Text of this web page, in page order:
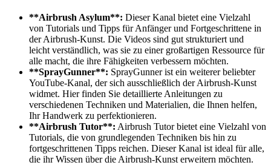
**Airbrush Asylum**: Dieser Kanal bietet eine Vielzahl
von Tutorials und Tipps für Anfänger und Fortgeschrittene in
der Airbrush-Kunst. Die Videos sind gut strukturiert und
leicht verständlich, was sie zu einer großartigen Ressource für
alle macht, die ihre Fähigkeiten verbessern möchten.
**SprayGunner**: SprayGunner ist ein weiterer beliebter
YouTube-Kanal, der sich ausschließlich der Airbrush-Kunst
widmet. Hier finden Sie detaillierte Anleitungen zu
verschiedenen Techniken und Materialien, die Ihnen helfen,
Ihr Handwerk zu perfektionieren.
**Airbrush Tutor**: Airbrush Tutor bietet eine Vielzahl von
Tutorials, die von grundlegenden Techniken bis hin zu
fortgeschrittenen Tipps reichen. Dieser Kanal ist ideal für alle,
die ihr Wissen über die Airbrush-Kunst erweitern möchten.